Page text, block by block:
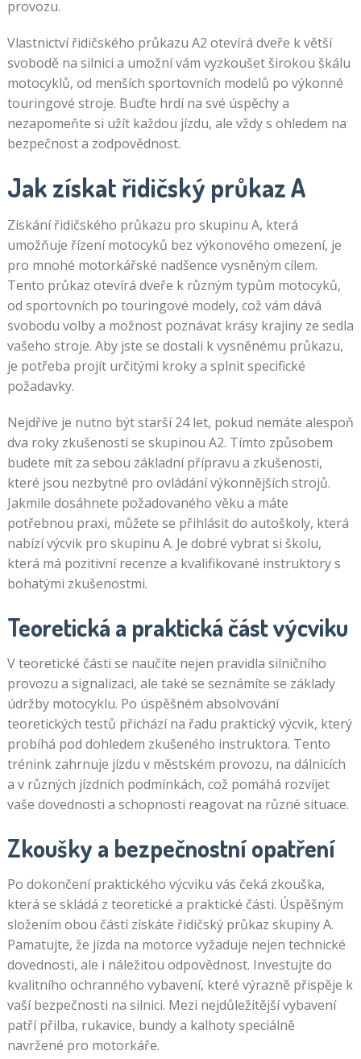
provozu.
Vlastnictví řidičského průkazu A2 otevírá dveře k větší
svobodě na silnici a umožní vám vyzkoušet širokou škálu
motocyklů, od menších sportovních modelů po výkonné
touringové stroje. Buďte hrdí na své úspěchy a
nezapomeňte si užít každou jízdu, ale vždy s ohledem na
bezpečnost a zodpovědnost.
Jak získat řidičský průkaz A
Získání řidičského průkazu pro skupinu A, která
umožňuje řízení motocyků bez výkonového omezení, je
pro mnohé motorkářské nadšence vysněným cílem.
Tento průkaz otevírá dveře k různým typům motocyků,
od sportovních po touringové modely, což vám dává
svobodu volby a možnost poznávat krásy krajiny ze sedla
vašeho stroje. Aby jste se dostali k vysněnému průkazu,
je potřeba projít určitými kroky a splnit specifické
požadavky.
Nejdříve je nutno být starší 24 let, pokud nemáte alespoň
dva roky zkušeností se skupinou A2. Tímto způsobem
budete mít za sebou základní přípravu a zkušenosti,
které jsou nezbytné pro ovládání výkonnějších strojů.
Jakmile dosáhnete požadovaného věku a máte
potřebnou praxi, můžete se přihlásit do autoškoly, která
nabízí výcvik pro skupinu A. Je dobré vybrat si školu,
která má pozitivní recenze a kvalifikované instruktory s
bohatými zkušenostmi.
Teoretická a praktická část výcviku
V teoretické části se naučíte nejen pravidla silničního
provozu a signalizaci, ale také se seznámíte se základy
údržby motocyklu. Po úspěšném absolvování
teoretických testů přichází na řadu praktický výcvik, který
probíhá pod dohledem zkušeného instruktora. Tento
trénink zahrnuje jízdu v městském provozu, na dálnicích
a v různých jízdních podmínkách, což pomáhá rozvíjet
vaše dovednosti a schopnosti reagovat na různé situace.
Zkoušky a bezpečnostní opatření
Po dokončení praktického výcviku vás čeká zkouška,
která se skládá z teoretické a praktické části. Úspěšným
složením obou částí získáte řidičský průkaz skupiny A.
Pamatujte, že jízda na motorce vyžaduje nejen technické
dovednosti, ale i náležitou odpovědnost. Investujte do
kvalitního ochranného vybavení, které výrazně přispěje k
vaší bezpečnosti na silnici. Mezi nejdůležitější vybavení
patří přilba, rukavice, bundy a kalhoty speciálně
navržené pro motorkáře.